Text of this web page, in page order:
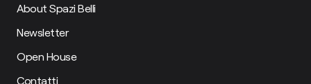
About Spazi Belli
Newsletter
Open House
Contatti